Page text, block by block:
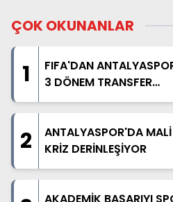
ÇOK OKUNANLAR
1
FIFA'DAN
3 DÖNEM TRANSFER
YASAĞI
2
ANTALYASPOR'DA MALİ
KRİZ DERİNLEŞİYOR